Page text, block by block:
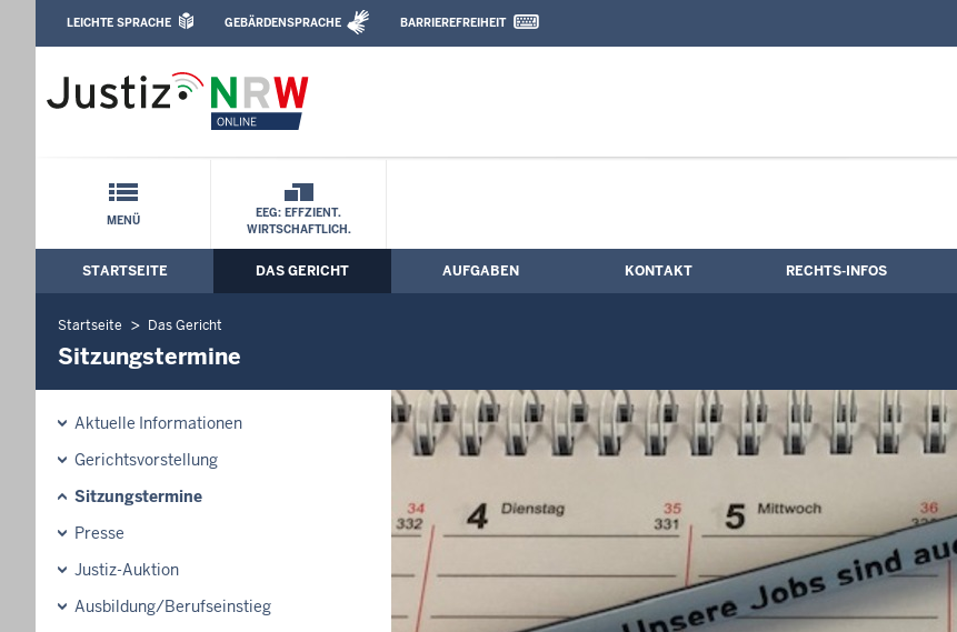
Landgericht Bielefeld: Sitzungstermine
Leichte Sprache, Gebärdensprachenvideo und Kontaktformular
LEICHTE SPRACHE GEBÄRDENSPRACHE BARRIEREFREIHEIT
Schnellnavigation mit Volltext-Suche
MENÜ
EEG: EFFZIENT.
WIRTSCHAFTLICH.
Hauptmenü: Hauptnavigation
STARTSEITE DAS GERICHT AUFGABEN KONTAKT RECHTS-INFOS
Startseite Das Gericht
Sitzungstermine
Aktuelle Informationen
Gerichtsvorstellung
Sitzungstermine
Presse
Justiz-Auktion
Ausbildung/Berufseinstieg